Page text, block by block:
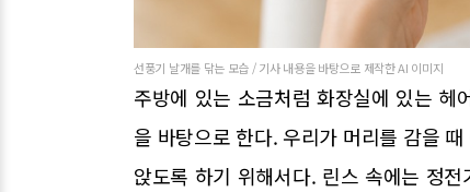
선풍기 날개를 닦는 모습 / 기사 내용을 바탕으로 제작한 AI 이미지
주방에 있는 소금처럼 화장실에 있는 헤
을 바탕으로 한다. 우리가 머리를 감을
앉도록 하기 위해서다. 린스 속에는 정